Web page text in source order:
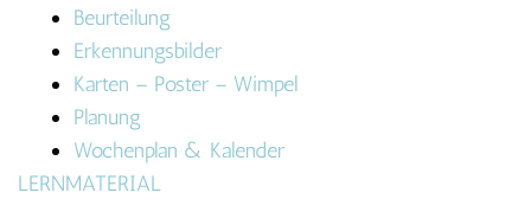
Beurteilung
Erkennungsbilder
Karten – Poster – Wimpel
Planung
Wochenplan & Kalender
LERNMATERIAL